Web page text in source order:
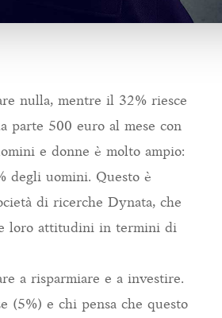
nulla, mentre il 32% riesce
parte 500 euro al mese con
e donne è molto ampio:
degli uomini. Questo è
di ricerche Dynata, che
loro attitudini in termini di
a risparmiare e a investire.
(5%) e chi pensa che questo